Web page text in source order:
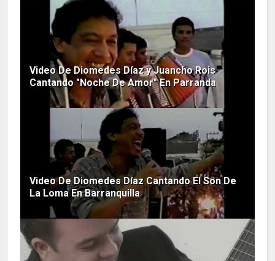
Video De Diomedes Díaz y Juancho Rois
Cantando "Noche De Amor" En Parranda
Video De Diomedes Díaz Cantando El Son De
La Loma En Barranquilla